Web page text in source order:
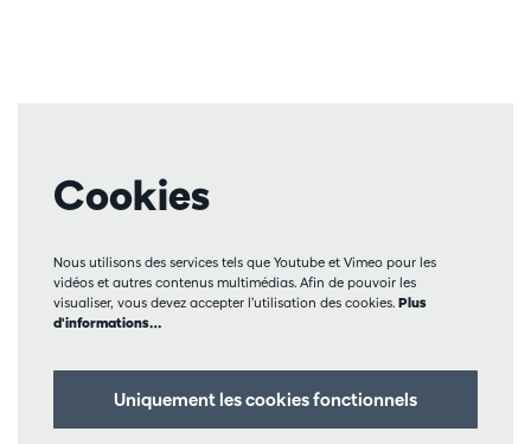
Cookies
Nous utilisons des services tels que Youtube et Vimeo pour les
vidéos et autres contenus multimédias. Afin de pouvoir les
visualiser, vous devez accepter l’utilisation des cookies. Plus
d'informations…
Uniquement les cookies fonctionnels